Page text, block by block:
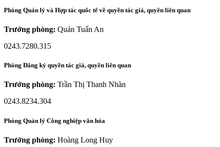
Phòng Quản lý và Hợp tác quốc tế về quyền tác giả, quyền liên quan
Trưởng phòng: Quản Tuấn An
0243.7280.315
Phòng Đăng ký quyền tác giả, quyền liên quan
Trưởng phòng: Trần Thị Thanh Nhàn
0243.8234.304
Phòng Quản lý Công nghiệp văn hóa
Trưởng phòng: Hoàng Long Huy